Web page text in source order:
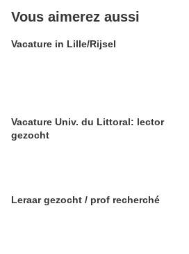
Vous aimerez aussi
Vacature in Lille/Rijsel
Vacature Univ. du Littoral: lector
gezocht
Leraar gezocht / prof recherché